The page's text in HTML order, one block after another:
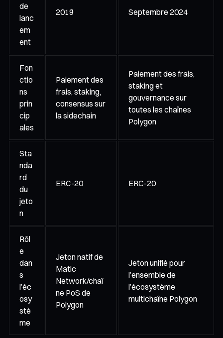
de
lanc
em
ent
2019 Septembre 2024
Fon
ctio
ns
prin
cip
ales
Paiement des
frais, staking,
consensus sur
la sidechain
Paiement des frais,
staking et
gouvernance sur
toutes les chaînes
Polygon
Sta
nda
rd
du
jeto
n
ERC-20 ERC-20
Rôl
e
dan
s
l’éc
osy
stè
me
Jeton natif de
Matic
Network/chaî
ne PoS de
Polygon
Jeton unifié pour
l’ensemble de
l’écosystème
multichaîne Polygon